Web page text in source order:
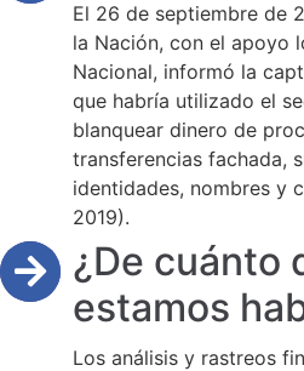
El 26 de septiembre de
la Nación, con el apoyo
Nacional, informó la
que habría utilizado el
blanquear dinero de
transferencias fachada,
identidades, nombres y
2019).
¿De cuánto
estamos
Los análisis y rastreos